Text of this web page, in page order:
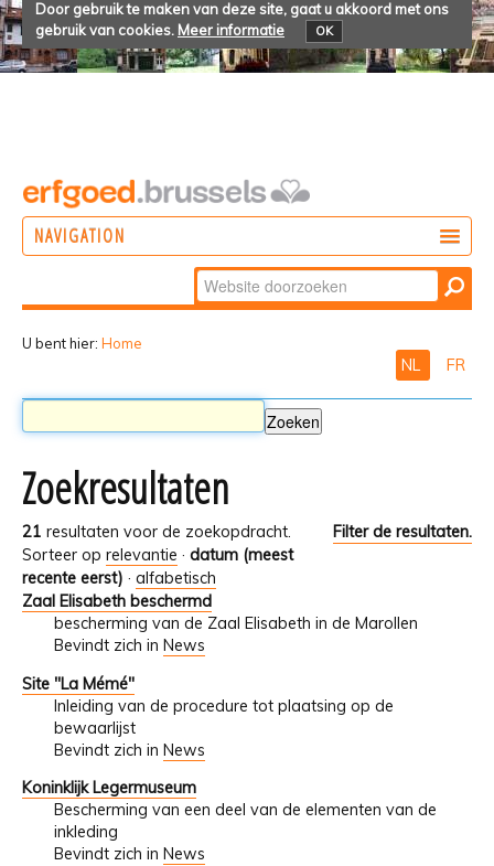
Door gebruik te maken van deze site, gaat u akkoord met ons
gebruik van cookies. Meer informatie OK
NAVIGATION
Zoek
Geavanceerd
U bent hier: Home
NL FR
Zoekresultaten
21 resultaten voor de zoekopdracht.
Filter de resultaten.
Sorteer op relevantie · datum (meest
recente eerst) · alfabetisch
Zaal Elisabeth beschermd
bescherming van de Zaal Elisabeth in de Marollen
Bevindt zich in News
Site "La Mémé"
Inleiding van de procedure tot plaatsing op de
bewaarlijst
Bevindt zich in News
Koninklijk Legermuseum
Bescherming van een deel van de elementen van de
inkleding
Bevindt zich in News